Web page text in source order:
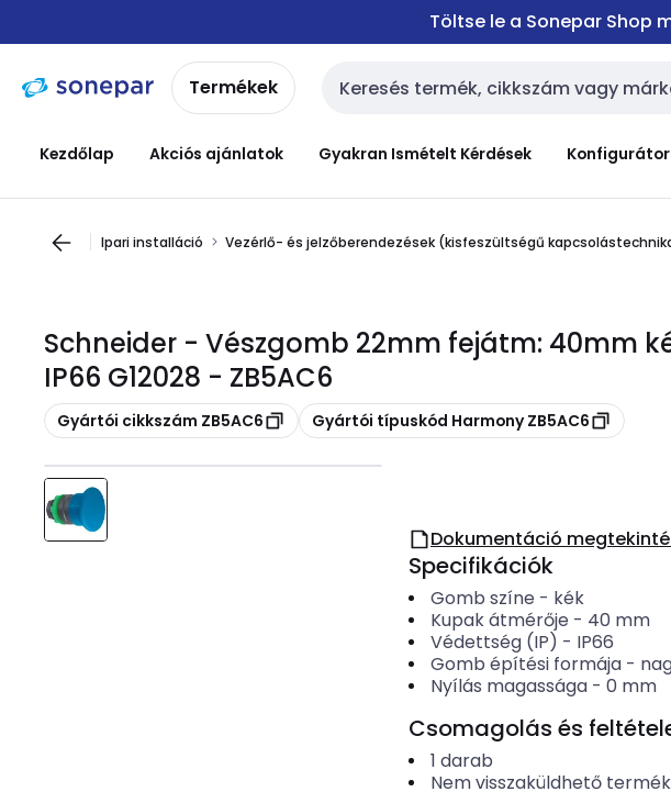
navigációhoztartalomra
Töltse le a Sonepar Shop
Termékek Keresési bemenet
Kezdőlap Akciós ajánlatok Gyakran Ismételt Kérdések
Ipari installáció Vezérlő- és jelzőberendezések (kisfeszültségű
Schneider - Vészgomb 22mm fejátm: 40mm
IP66 G12028 - ZB5AC6
Másolás
Gyártói cikkszám ZB5AC6 Másolás
Gyártói típuskód Harmony ZB5AC6
Dokumentáció
Specifikációk
Gomb színe - kék
Kupak átmérője - 40 mm
Védettség (IP) - IP66
Gomb építési formája-
Nyílás magassága- 0 mm
Csomagolás és
1 darab
Nem visszaküldhető termék